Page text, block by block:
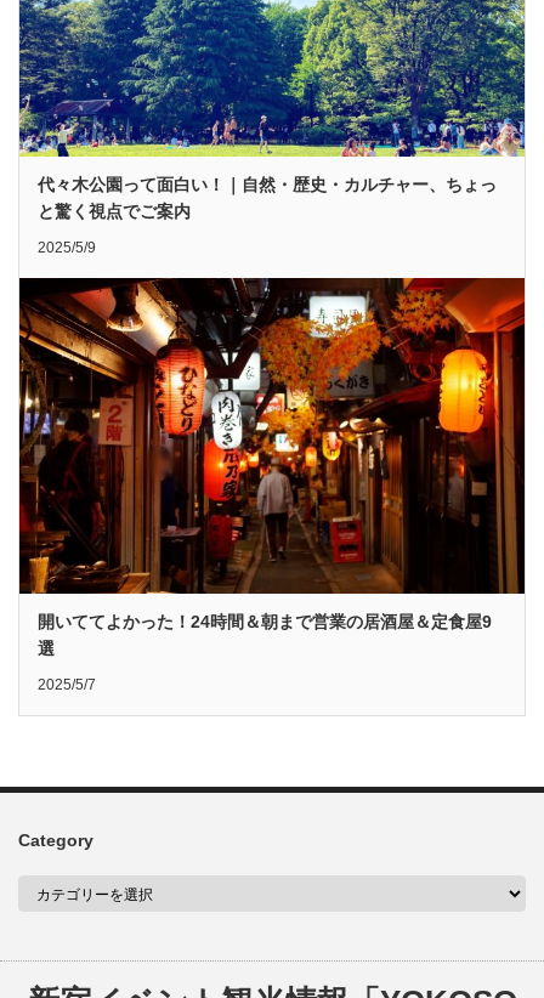
代々木公園って面白い！｜自然・歴史・カルチャー、ちょっ
と驚く視点でご案内
2025/5/9
開いててよかった！24時間＆朝まで営業の居酒屋＆定食屋9
選
2025/5/7
Category